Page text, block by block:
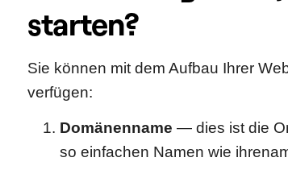
starten?
Sie können mit dem Aufbau Ihrer
verfügen:
Domänenname — dies ist die
so einfachen Namen wie